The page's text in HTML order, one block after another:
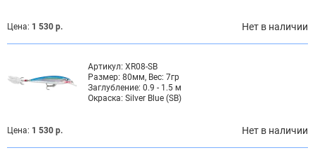
Цена: 1 530 р. Нет в наличии
Артикул: XR08-SB
Размер: 80мм, Вес: 7гр
Заглубление: 0.9 - 1.5 м
Окраска: Silver Blue (SB)
Цена: 1 530 р. Нет в наличии